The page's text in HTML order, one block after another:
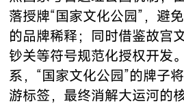
落授牌“国家文化公园”，避
的品牌稀释；同时借鉴故宫
钞关等符号规范化授权开发
系，“国家文化公园”的牌子
游标签，最终消解大运河的